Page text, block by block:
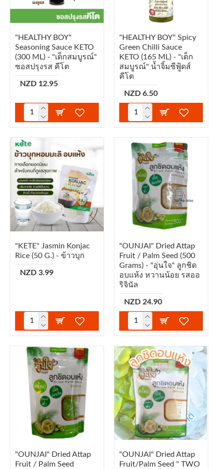
"HEALTHY BOY"
Seasoning Sauce KETO
(300 ML) - "เด็กสมบูรณ์"
ซอสปรุงรส คีโต
NZD 12.95
"HEALTHY BOY" Spicy
Green Chilli Sauce
KETO (165 ML) - "เด็ก
สมบูรณ์" น้ำจิ้มซีฟู้ดส์
คีโต
NZD 6.50
"KETE" Jasmin Konjac
Rice (50 G.) - ข้าวบุก
NZD 3.99
"OUNJAI" Dried Attap
Fruit / Palm Seed (500
Grams) - "อุ่นใจ" ลูกชิด
อบแห้ง หวานน้อย รสออ
ริจินัล
NZD 24.90
"OUNJAI" Dried Attap
Fruit / Palm Seed
"OUNJAI" Dried Attap
Fruit/Palm Seed " TWO